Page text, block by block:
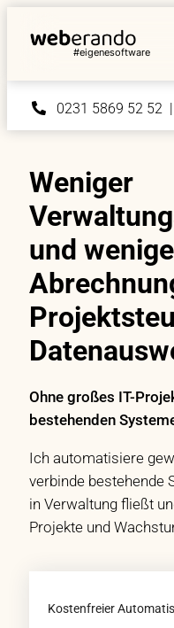
#eigenesoftware
0231 5869 52 52
Weniger
und
Ohne großes IT-
bestehenden
Ich automatisiere
verbinde bestehende
in Verwaltung fließt
Projekte und
Kostenfreier